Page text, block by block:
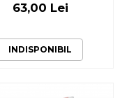
63,00 Lei
INDISPONIBIL